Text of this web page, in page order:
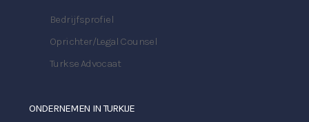
Bedrijfsprofiel
Oprichter/Legal Counsel
Turkse Advocaat
ONDERNEMEN IN TURKIJE